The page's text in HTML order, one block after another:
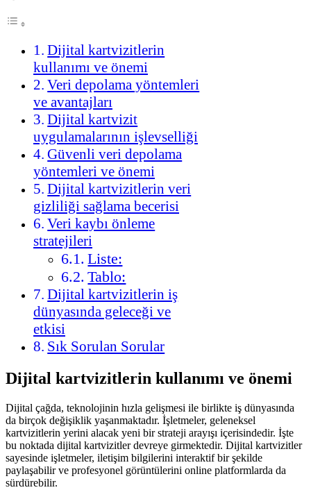
Dijital kartvizitlerin
kullanımı ve önemi
Veri depolama yöntemleri
ve avantajları
Dijital kartvizit
uygulamalarının işlevselliği
Güvenli veri depolama
yöntemleri ve önemi
Dijital kartvizitlerin veri
gizliliği sağlama becerisi
Veri kaybı önleme
stratejileri
Liste:
Tablo:
Dijital kartvizitlerin iş
dünyasında geleceği ve
etkisi
Sık Sorulan Sorular
Dijital kartvizitlerin kullanımı ve önemi
Dijital çağda, teknolojinin hızla gelişmesi ile birlikte iş dünyasında
da birçok değişiklik yaşanmaktadır. İşletmeler, geleneksel
kartvizitlerin yerini alacak yeni bir strateji arayışı içerisindedir. İşte
bu noktada dijital kartvizitler devreye girmektedir. Dijital kartvizitler
sayesinde işletmeler, iletişim bilgilerini interaktif bir şekilde
paylaşabilir ve profesyonel görüntülerini online platformlarda da
sürdürebilir.